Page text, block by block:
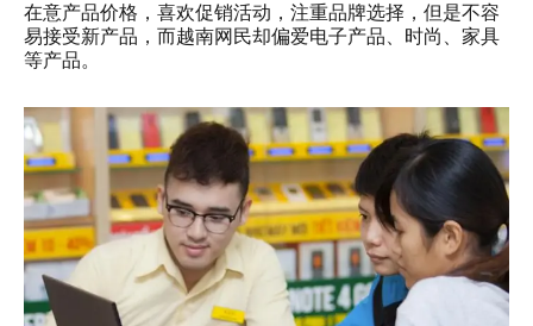
在意产品价格，喜欢促销活动，注重品牌选择，但是不容
易接受新产品，而越南网民却偏爱电子产品、时尚、家具
等产品。